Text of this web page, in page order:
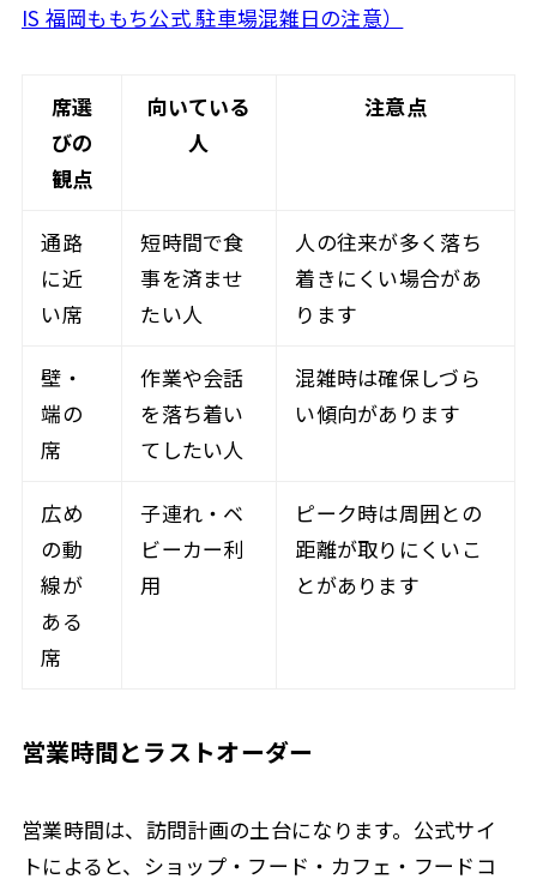
IS 福岡ももち公式 駐車場混雑日の注意）
席選
びの
観点
向いている
人
注意点
通路
に近
い席
短時間で食
事を済ませ
たい人
人の往来が多く落ち
着きにくい場合があ
ります
壁・
端の
席
作業や会話
を落ち着い
てしたい人
混雑時は確保しづら
い傾向があります
広め
の動
線が
ある
席
子連れ・ベ
ビーカー利
用
ピーク時は周囲との
距離が取りにくいこ
とがあります
営業時間とラストオーダー
営業時間は、訪問計画の土台になります。公式サイ
トによると、ショップ・フード・カフェ・フードコ